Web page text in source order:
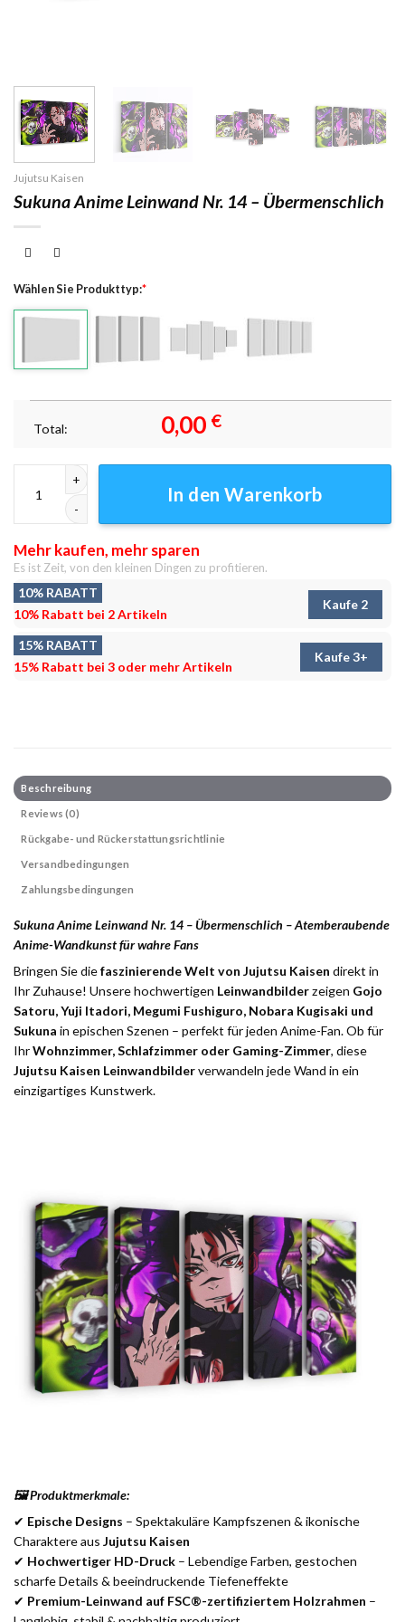
Jujutsu Kaisen
Sukuna Anime Leinwand Nr. 14 – Übermenschlich
Wählen Sie Produkttyp:*
Total: 0,00 €
In den Warenkorb
Mehr kaufen, mehr sparen
Es ist Zeit, von den kleinen Dingen zu profitieren.
10% RABATT
10% Rabatt bei 2 Artikeln
Kaufe 2
15% RABATT
15% Rabatt bei 3 oder mehr Artikeln
Kaufe 3+
Beschreibung
Reviews (0)
Rückgabe- und Rückerstattungsrichtlinie
Versandbedingungen
Zahlungsbedingungen
Sukuna Anime Leinwand Nr. 14 – Übermenschlich – Atemberaubende
Anime-Wandkunst für wahre Fans
Bringen Sie diefaszinierende Welt von Jujutsu Kaisen direkt in
Ihr Zuhause! Unsere hochwertigen Leinwandbilderzeigen Gojo
Satoru, Yuji Itadori, Megumi Fushiguro, Nobara Kugisaki und
Sukuna in epischen Szenen – perfekt für jeden Anime-Fan. Ob für
IhrWohnzimmer, Schlafzimmer oder Gaming-Zimmer, diese
Jujutsu Kaisen Leinwandbilderverwandeln jede Wand in ein
einzigartiges Kunstwerk.
🖼️ Produktmerkmale:
✔ Epische Designs – Spektakuläre Kampfszenen & ikonische
Charaktere aus Jujutsu Kaisen
✔ Hochwertiger HD-Druck – Lebendige Farben, gestochen
scharfe Details & beeindruckende Tiefeneffekte
✔ Premium-Leinwand auf FSC®-zertifiziertem Holzrahmen –